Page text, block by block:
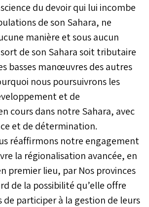
du devoir qui lui incombe
de son Sahara, ne
manière et sous aucun
de son Sahara soit tributaire
basses manœuvres des autres
nous poursuivrons les
et de
cours dans notre Sahara, avec
et de détermination.
réaffirmons notre engagement
la régionalisation avancée, en
premier lieu, par Nos provinces
de la possibilité qu’elle offre
participer à la gestion de leurs